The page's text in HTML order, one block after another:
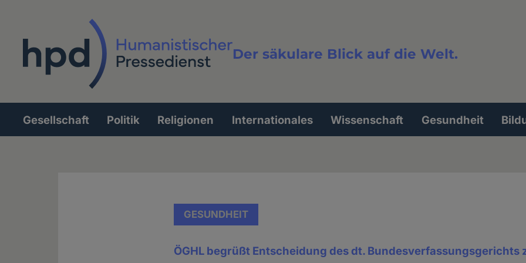
Der säkulare Blick auf die Welt.
Volltextsuche
Hauptnavigation
Gesellschaft Politik Religionen Internationales Wissenschaft Gesundheit
GESUNDHEIT
ÖGHL begrüßt Entscheidung des dt. Bundesverfassungsgerichts